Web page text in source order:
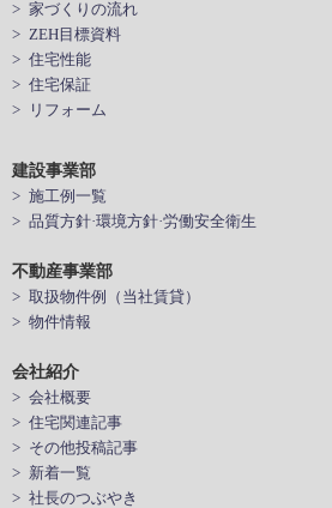
> 家づくりの流れ
> ZEH目標資料
> 住宅性能
> 住宅保証
> リフォーム
建設事業部
> 施工例一覧
> 品質方針·環境方針·労働安全衛生
不動産事業部
> 取扱物件例（当社賃貸）
> 物件情報
会社紹介
> 会社概要
> 住宅関連記事
> その他投稿記事
> 新着一覧
> 社長のつぶやき